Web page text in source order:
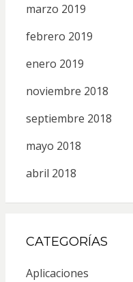
marzo 2019
febrero 2019
enero 2019
noviembre 2018
septiembre 2018
mayo 2018
abril 2018
CATEGORÍAS
Aplicaciones